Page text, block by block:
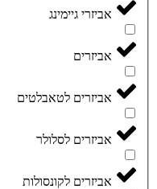
אביזרי גיימינג
אביזרים
אביזרים לטאבלטים
אביזרים לסלולר
אביזרים לקונסולות